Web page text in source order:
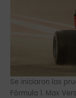
Se iniciaron las
Fórmula 1. Max